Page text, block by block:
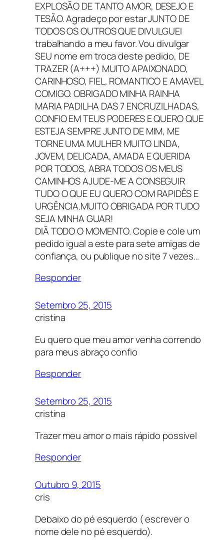
EXPLOSÃO DE TANTO AMOR, DESEJO E
TESÃO. Agradeço por estar JUNTO DE
TODOS OS OUTROS QUE DIVULGUEI
trabalhando a meu favor. Vou divulgar
SEU nome em troca deste pedido, DE
TRAZER (A+++) MUITO APAIXONADO,
CARINHOSO, FIEL, ROMANTICO E AMAVEL
COMIGO. OBRIGADO MINHA RAINHA
MARIA PADILHA DAS 7 ENCRUZILHADAS,
CONFIO EM TEUS PODERES E QUERO QUE
ESTEJA SEMPRE JUNTO DE MIM, ME
TORNE UMA MULHER MUITO LINDA,
JOVEM, DELICADA, AMADA E QUERIDA
POR TODOS, ABRA TODOS OS MEUS
CAMINHOS AJUDE-ME A CONSEGUIR
TUDO O QUE EU QUERO COM RAPIDÊS E
URGÊNCIA.MUITO OBRIGADA POR TUDO
SEJA MINHA GUAR!
DIÃ TODO O MOMENTO. Copie e cole um
pedido igual a este para sete amigas de
confiança, ou publique no site 7 vezes…
Responder
Setembro 25, 2015
cristina
Eu quero que meu amor venha correndo
para meus abraço confio
Responder
Setembro 25, 2015
cristina
Trazer meu amor o mais rápido possivel
Responder
Outubro 9, 2015
cris
Debaixo do pé esquerdo ( escrever o
nome dele no pé esquerdo).